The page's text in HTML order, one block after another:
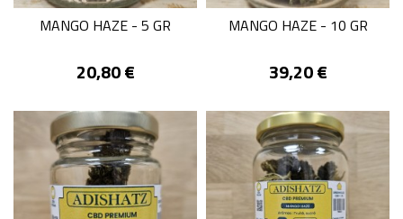
MANGO HAZE - 5 GR
Prix
20,80 €
MANGO HAZE - 10 GR
Prix
39,20 €